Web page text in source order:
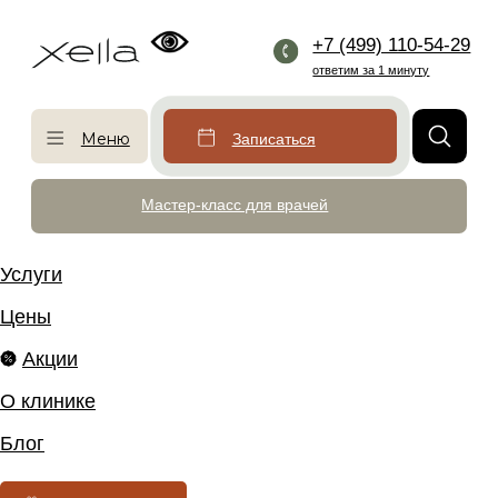
Мастер-класс для врачей
Записаться
ответим за 1 минуту
О клинике
Блог
Услуги
Цены
Акции